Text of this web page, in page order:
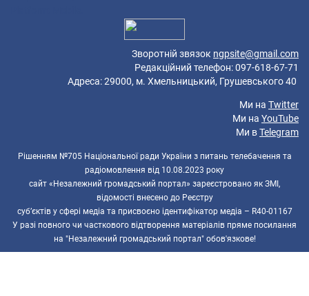
Зворотній звязок ngpsite@gmail.com
Редакційний телефон: 097-618-67-71
Адреса: 29000, м. Хмельницький, Грушевського 40
Ми на Twitter
Ми на YouTube
Ми вTelegram
Рішенням №705 Національної ради України з питань телебачення та
радіомовлення від 10.08.2023 року
сайт «Незалежний громадський портал» зареєстровано як ЗМІ,
відомості внесено до Реєстру
суб’єктів у сфері медіа та присвоєно ідентифікатор медіа – R40-01167
У разі повного чи часткового відтворення матеріалів пряме посилання
на "Незалежний громадський портал" обов'язкове!